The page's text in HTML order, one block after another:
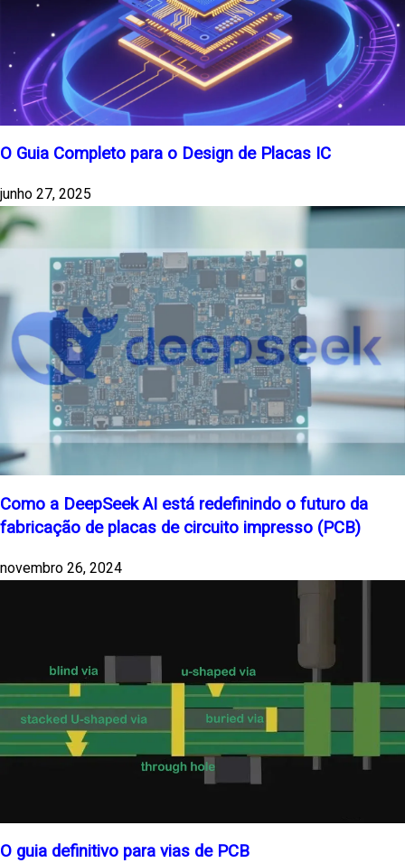
O Guia Completo para o Design de Placas IC
junho 27, 2025
Como a DeepSeek AI está redefinindo o futuro da
fabricação de placas de circuito impresso (PCB)
novembro 26, 2024
O guia definitivo para vias de PCB